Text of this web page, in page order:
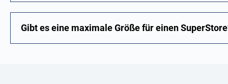
Gibt es eine maximale Größe für einen